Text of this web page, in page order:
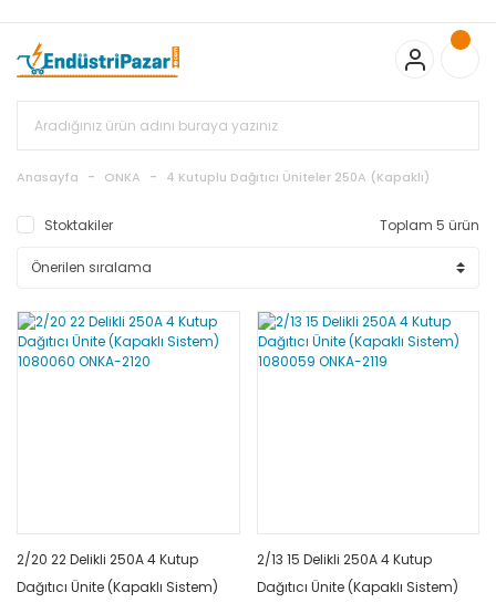
Bayonet J Tip Termokupul Ürünlerinde 50 Adet Alımlarda
Sepette Ekstra %5 İskonto...
50.000,00TL ve Üzeri EMKO Ürünleri
Alışverişlerinizde Sepette %5 EK İNDİRİM...
%15 İskonto... 50.000,00TL ve Üzeri GEMO Ürünleri
Alışverişlerinizde Sepette %3 EK İNDİRİM...
Standart Bayonet J Tip Termokupul Ürünlerinde 100 Adet
Anasayfa ONKA 4 Kutuplu Dağıtıcı Üniteler 250A (Kapaklı)
Stoktakiler Toplam 5 ürün
2/20 22 Delikli 250A 4 Kutup
Dağıtıcı Ünite (Kapaklı Sistem)
2/13 15 Delikli 250A 4 Kutup
Dağıtıcı Ünite (Kapaklı Sistem)